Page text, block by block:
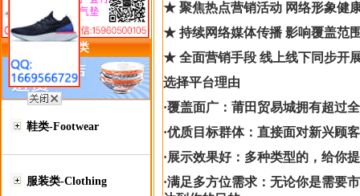
类目详细分类
鞋类-Footwear
服装类-Clothing
★ 聚焦热点营销活动 网络形象健
★ 持续网络媒体传播 影响覆盖范
★ 全面营销手段 线上线下同步开
选择平台理由
·覆盖面广：莆田贸易城拥有超过
·优质目标群体：直接面对新兴顾
·展示效果好：多种类型的，给你
·满足多方位需求：无论你是需要